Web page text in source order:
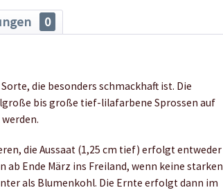
0
die besonders schmackhaft ist. Die
bis große tief-lilafarbene Sprossen auf
die Aussaat (1,25 cm tief) erfolgt entweder
Ende März ins Freiland, wenn keine starken
als Blumenkohl. Die Ernte erfolgt dann im